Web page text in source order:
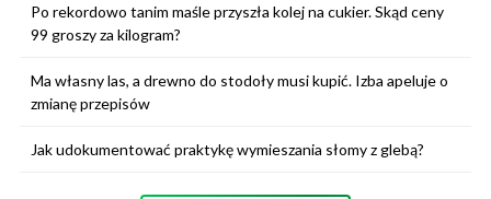
Po rekordowo tanim maśle przyszła kolej na cukier. Skąd ceny
99 groszy za kilogram?
Ma własny las, a drewno do stodoły musi kupić. Izba apeluje o
zmianę przepisów
Jak udokumentować praktykę wymieszania słomy z glebą?